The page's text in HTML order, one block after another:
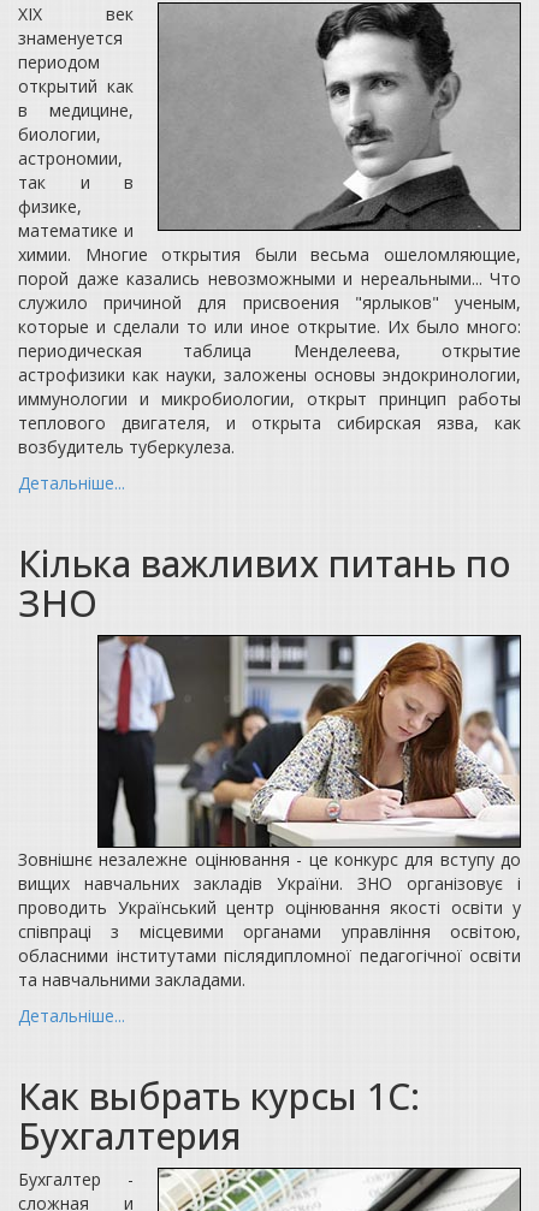
XIX век
знаменуется
периодом
открытий как
в медицине,
биологии,
астрономии,
так и в
физике,
математике и
химии. Многие открытия были весьма ошеломляющие,
порой даже казались невозможными и нереальными... Что
служило причиной для присвоения "ярлыков" ученым,
которые и сделали то или иное открытие. Их было много:
периодическая таблица Менделеева, открытие
астрофизики как науки, заложены основы эндокринологии,
иммунологии и микробиологии, открыт принцип работы
теплового двигателя, и открыта сибирская язва, как
возбудитель туберкулеза.
Детальніше...
Кілька важливих питань по
ЗНО
Зовнішнє незалежне оцінювання - це конкурс для вступу до
вищих навчальних закладів України. ЗНО організовує і
проводить Український центр оцінювання якості освіти у
співпраці з місцевими органами управління освітою,
обласними інститутами післядипломної педагогічної освіти
та навчальними закладами.
Детальніше...
Как выбрать курсы 1С:
Бухгалтерия
Бухгалтер -
сложная и